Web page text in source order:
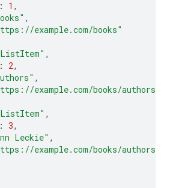
: 1 ,
,
example.com/books"
,
: 2,
,
example.com/books/authors"
,
: 3,
Leckie" ,
example.com/books/authors/